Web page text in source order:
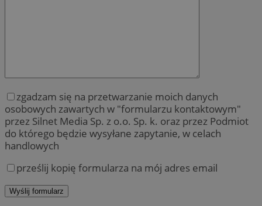
zgadzam się na przetwarzanie moich danych
osobowych zawartych w "formularzu kontaktowym"
przez Silnet Media Sp. z o.o. Sp. k. oraz przez Podmiot
do którego będzie wysyłane zapytanie, w celach
handlowych
prześlij kopię formularza na mój adres email